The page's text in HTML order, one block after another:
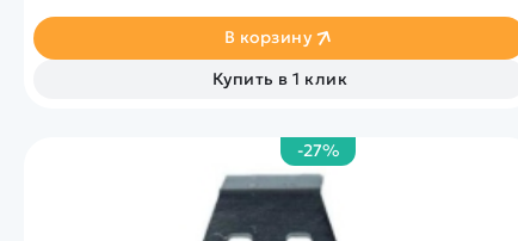
В корзину
Купить в 1 клик
-27%